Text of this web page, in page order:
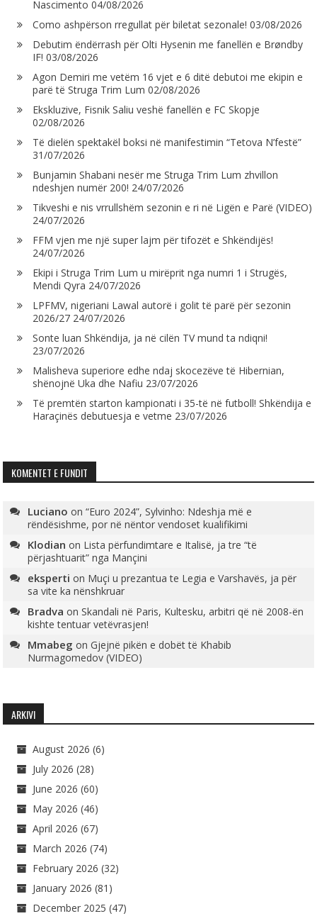
Nascimento 04/08/2026
Como ashpërson rregullat për biletat sezonale! 03/08/2026
Debutim ëndërrash për Olti Hysenin me fanellën e Brøndby
IF! 03/08/2026
Agon Demiri me vetëm 16 vjet e 6 ditë debutoi me ekipin e
parë të Struga Trim Lum 02/08/2026
Ekskluzive, Fisnik Saliu veshë fanellën e FC Skopje
02/08/2026
Të dielën spektakël boksi në manifestimin “Tetova N’festë”
31/07/2026
Bunjamin Shabani nesër me Struga Trim Lum zhvillon
ndeshjen numër 200! 24/07/2026
Tikveshi e nis vrrullshëm sezonin e ri në Ligën e Parë (VIDEO)
24/07/2026
FFM vjen me një super lajm për tifozët e Shkëndijës!
24/07/2026
Ekipi i Struga Trim Lum u mirëprit nga numri 1 i Strugës,
Mendi Qyra 24/07/2026
LPFMV, nigeriani Lawal autorë i golit të parë për sezonin
2026/27 24/07/2026
Sonte luan Shkëndija, ja në cilën TV mund ta ndiqni!
23/07/2026
Malisheva superiore edhe ndaj skocezëve të Hibernian,
shënojnë Uka dhe Nafiu 23/07/2026
Të premtën starton kampionati i 35-të në futboll! Shkëndija e
Haraçinës debutuesja e vetme 23/07/2026
KOMENTET E FUNDIT
Luciano on“Euro 2024”, Sylvinho: Ndeshja më e
rëndësishme, por në nëntor vendoset kualifikimi
Klodian on Lista përfundimtare e Italisë, ja tre “të
përjashtuarit” nga Mançini
eksperti on Muçi u prezantua te Legia e Varshavës, ja për
sa vite ka nënshkruar
Bradva onSkandali në Paris, Kultesku, arbitri që në 2008-ën
kishte tentuar vetëvrasjen!
Mmabeg onGjejnë pikën e dobët të Khabib
Nurmagomedov (VIDEO)
ARKIVI
August 2026 (6)
July 2026 (28)
June 2026 (60)
May 2026 (46)
April 2026 (67)
March 2026 (74)
February 2026 (32)
January 2026 (81)
December 2025 (47)